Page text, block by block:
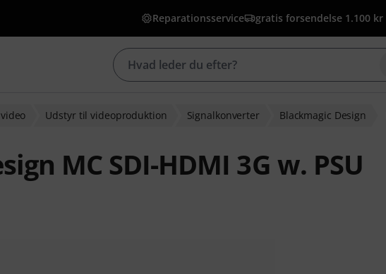
Reparationsservice gratis forsendelse 1.100 kr
Udstyr til videoproduktion Signalkonverter Blackmagic Design
MC SDI-HDMI 3G w. PSU
fra 44 kundebedømmelser